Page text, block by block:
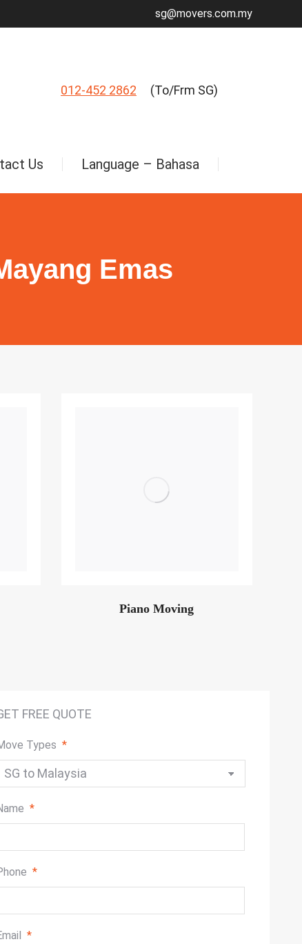
sg@movers.com.my
012-452 2862 (To/Frm SG)
Us Language – Bahasa
Emas
Piano Moving
FREE QUOTE
Types *
*
*
*